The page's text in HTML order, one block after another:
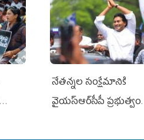
నేతన్నల సంక్షేమానికి
వైయ‌స్ఆర్‌సీపీ ప్రభుత్వం